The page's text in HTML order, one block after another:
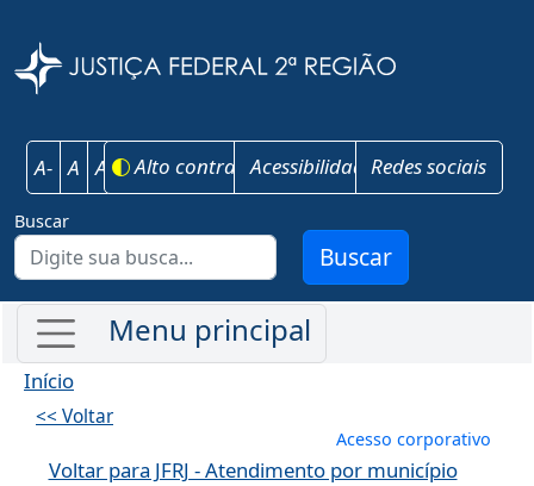
A- A A+ Alto contrasteAcessibilidadeRedes sociais
Buscar
Buscar
Início
<< Voltar
Menu de
Acesso corporativo
Voltar para JFRJ - Atendimento por município